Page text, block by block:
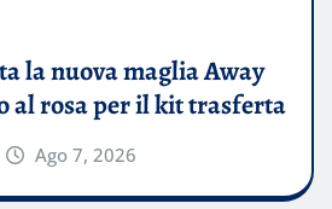
la nuova maglia Away
al rosa per il kit trasferta
Ago 7, 2026